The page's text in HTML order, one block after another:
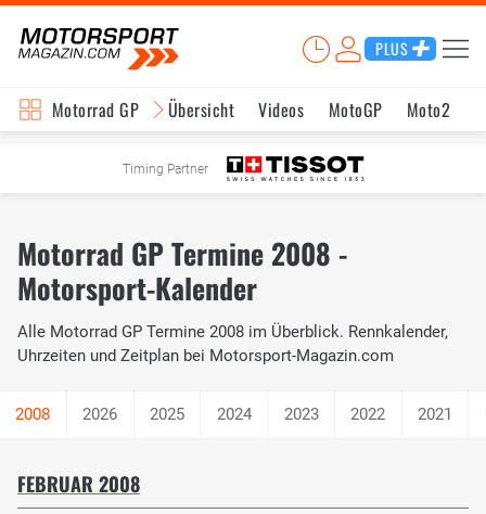
PLUS
Motorrad GP Übersicht Videos MotoGP Moto2
Timing Partner
Motorrad GP Termine 2008 -
Motorsport-Kalender
Alle Motorrad GP Termine 2008 im Überblick. Rennkalender,
Uhrzeiten und Zeitplan bei Motorsport-Magazin.com
2026 2025 2024 2023 2022 2021
FEBRUAR 2008